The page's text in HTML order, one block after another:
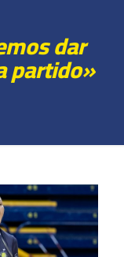
dar
partido»